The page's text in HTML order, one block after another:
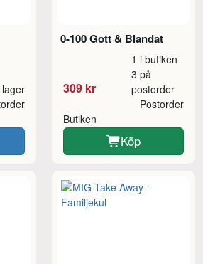
lager
0-100 Gott & Blandat
309 kr
1 i butiken
3 på
postorder
Butiken
Postorder
Köp